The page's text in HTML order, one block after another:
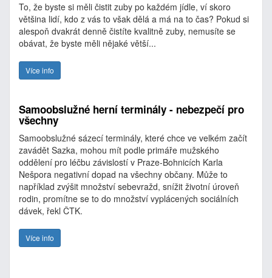
To, že byste si měli čistit zuby po každém jídle, ví skoro
většina lidí, kdo z vás to však dělá a má na to čas? Pokud si
alespoň dvakrát denně čistíte kvalitně zuby, nemusíte se
obávat, že byste měli nějaké větší...
Více info
Samoobslužné herní terminály - nebezpečí pro
všechny
Samoobslužné sázecí terminály, které chce ve velkém začít
zavádět Sazka, mohou mít podle primáře mužského
oddělení pro léčbu závislostí v Praze-Bohnicích Karla
Nešpora negativní dopad na všechny občany. Může to
například zvýšit množství sebevražd, snížit životní úroveň
rodin, promítne se to do množství vyplácených sociálních
dávek, řekl ČTK.
Více info